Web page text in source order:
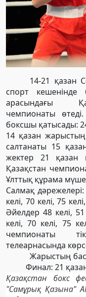
14-21 қазан
спорт
арасындағы
чемпионаты
боксшы қатысады:
14 қазан
салтанаты 15
жектер 21 қазан
Қазақстан
Ұлттық құрама
Салмақ дәрежелері:
келі, 70 келі, 75
Әйелдер 48 келі, 51
келі, 70 келі, 75
чемпионаты
телеарнасында
Жарыстың
Финал: 21 қазан
Қазақстан бокс
"Самұрық Қазына"